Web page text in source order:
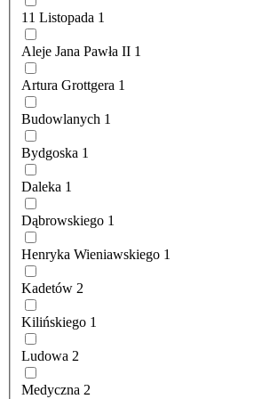
11 Listopada 1
Aleje Jana Pawła II 1
Artura Grottgera 1
Budowlanych 1
Bydgoska 1
Daleka 1
Dąbrowskiego 1
Henryka Wieniawskiego 1
Kadetów 2
Kilińskiego 1
Ludowa 2
Medyczna 2